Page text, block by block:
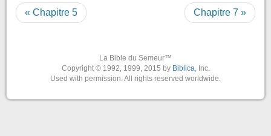
« Chapitre 5 Chapitre 7 »
La Bible du Semeur™
Copyright © 1992, 1999, 2015 by Biblica, Inc.
Used with permission. All rights reserved worldwide.